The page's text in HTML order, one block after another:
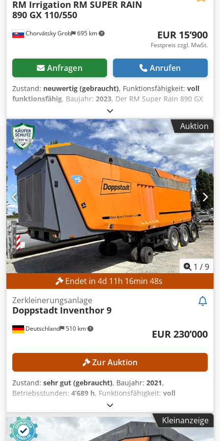
Chorvátsky Grob 695 km
RM Irrigation RM SUPER RAIN
890 GX 110/550
EUR 15’900
Festpreis zzgl. MwSt.
Anfragen Anrufen
Zustand: neuwertig (gebraucht), Funktionsfähigkeit: voll
funktionsfähig, Baujahr: 2023, Der RM Super Rain 890 GX
110/550 ist ein Schlauchtrommel-Bewässerungssystem
(Aufrollsystem) aus der Super Rain / GX-Serie des
italienischen Herstellers RM Irrigation. Die Bezeichnung
110/550 steht für einen Schlauch mit 110 mm
Durchmesser und 550 m Länge. Das System ist für die
Bewässerung großer landwirtschaftlicher Flächen
konzipiert. Dcjdpfsxgha Nsx Acnek
Auktion
1 /9
Endet in 4d 11h 16min 46s
Deutschland 510 km
Zerkleinerungsanlage
Doppstadt Inventhor 9
EUR 230’000
Zur Auktion
Zustand: sehr gut (gebraucht), Baujahr: 2021,
Betriebsstunden: 4’689 h, Funktionsfähigkeit: voll
, Maschinen-/Fahrzeugnummer:
Gesamtgewicht:32’000 kg, Leistung:390 kW (530.25 PS),
Förderbandgeschwindigkeit:2’000 mm/s,
Kraftstofftankvolumen:
950 l, Die Maschine ist mit einer
Kleinanzeige